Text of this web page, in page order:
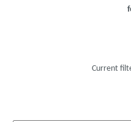
Current